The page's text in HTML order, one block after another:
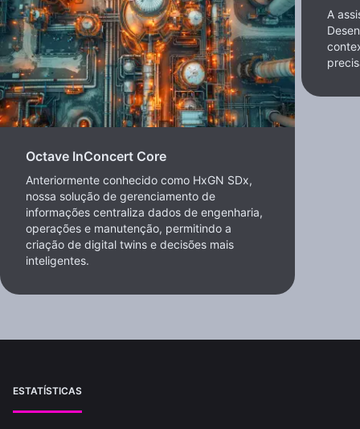
Octave InConcert Core
Anteriormente conhecido como HxGN SDx,
nossa solução de gerenciamento de
informações centraliza dados de engenharia,
operações e manutenção, permitindo a
criação de digital twins e decisões mais
inteligentes.
A
ESTATÍSTICAS